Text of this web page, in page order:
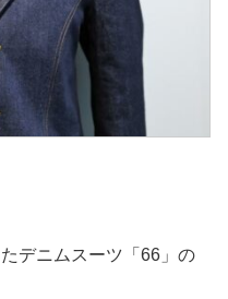
デニムスーツ「66」の